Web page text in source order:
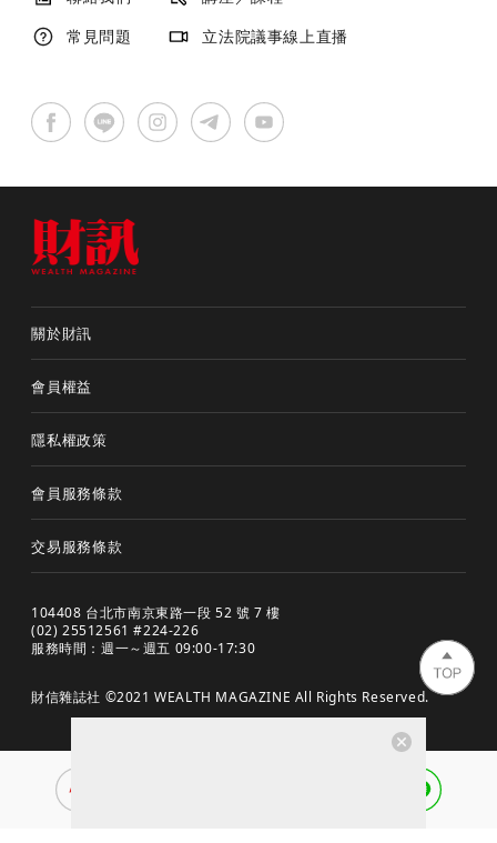
常見問題
立法院議事線上直播
關於財訊
會員權益
隱私權政策
會員服務條款
交易服務條款
104408 台北市南京東路一段 52 號 7 樓
(02) 25512561 #224-226
服務時間：週一～週五 09:00-17:30
財信雜誌社 ©2021 WEALTH MAGAZINE All Rights Reserved.